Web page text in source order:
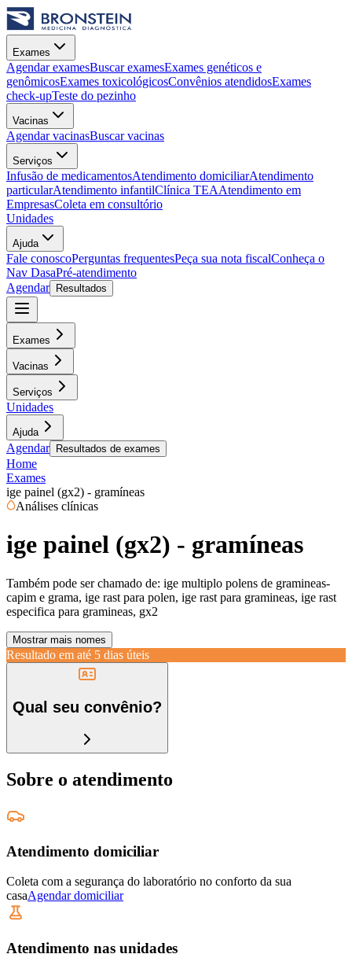
Exames
Agendar examesBuscar examesExames genéticos e
genômicosExames toxicológicosConvênios atendidosExames
check-upTeste do pezinho
Vacinas
Agendar vacinasBuscar vacinas
Serviços
Infusão de medicamentosAtendimento domiciliarAtendimento
particularAtendimento infantilClínica TEAAtendimento em
EmpresasColeta em consultório
Unidades
Ajuda
Fale conoscoPerguntas frequentesPeça sua nota fiscalConheça o
Nav DasaPré-atendimento
Agendar
Resultados
Exames
Vacinas
Serviços
Unidades
Ajuda
Agendar Resultados de exames
Home
Exames
ige painel (gx2) - gramíneas
Análises clínicas
ige painel (gx2) - gramíneas
Também pode ser chamado de: ige multiplo polens de gramineas-
capim e grama, ige rast para polen, ige rast para gramineas, ige rast
especifica para gramineas, gx2
Mostrar mais nomes
Resultado em até 5 dias úteis
Qual seu convênio?
Sobre o atendimento
Atendimento domiciliar
Coleta com a segurança do laboratório no conforto da sua
casaAgendar domiciliar
Atendimento nas unidades